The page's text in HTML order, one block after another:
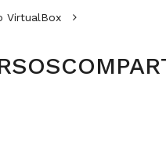
VirtualBox